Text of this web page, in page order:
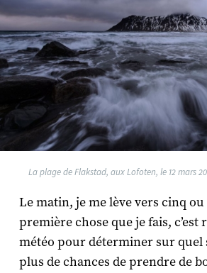
La plage de Flakstad, aux Lofoten, le 12 mars
Le matin, je me lève vers cinq
première chose que je fais, c’est
météo pour déterminer sur quel
plus de chances de prendre de